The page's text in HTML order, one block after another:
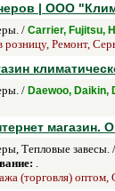
| ООО
/ Carrier, Fujitsu,
Ремонт,
/ Daewoo, Daikin,
магазин.
Тепловые завесы. /
.
(торговля) оптом,